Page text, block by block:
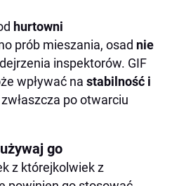
hurtowni
prób mieszania, osad nie
inspektorów. GIF
wpływać na stabilność i
po otwarciu
go
z którejkolwiek z